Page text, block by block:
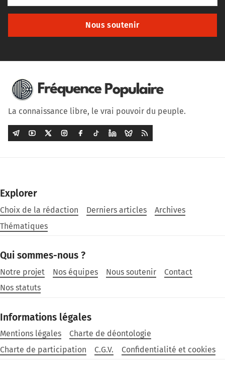
Nous soutenir
La connaissance libre, le vrai pouvoir du peuple.
Explorer
Choix de la rédaction Derniers articles
Archives
Thématiques
Qui sommes-nous ?
Notre projet Nos équipes Nous soutenir
Contact
Nos statuts
Informations légales
Mentions légales
Charte de déontologie
Charte de participation
C.G.V. Confidentialité et cookies